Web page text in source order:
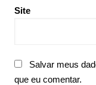
Site
Salvar meus
que eu comentar.